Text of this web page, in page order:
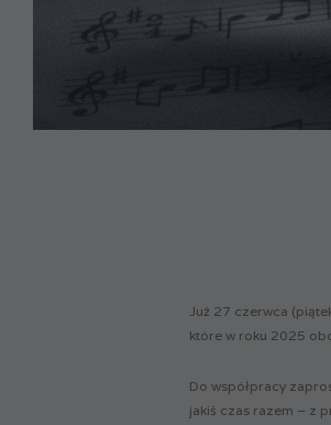
Już 27 czerwca
które w roku 2025
Do współpracy
jakiś czas razem – z